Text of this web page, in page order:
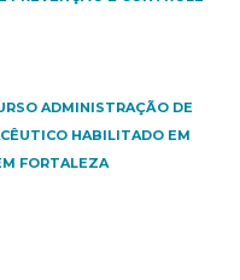
ADMINISTRAÇÃO DE
HABILITADO EM
FORTALEZA